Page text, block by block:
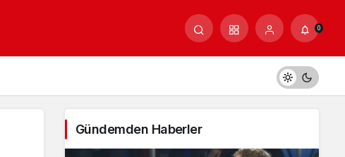
0
Gündemden Haberler